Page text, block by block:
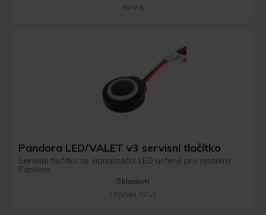
NAV-X
Pandora LED/VALET v3 servisní tlačítko
Servisní tlačítko se signalizační LED určené pro systémy
Pandora.
Skladem
LED/VALET v3